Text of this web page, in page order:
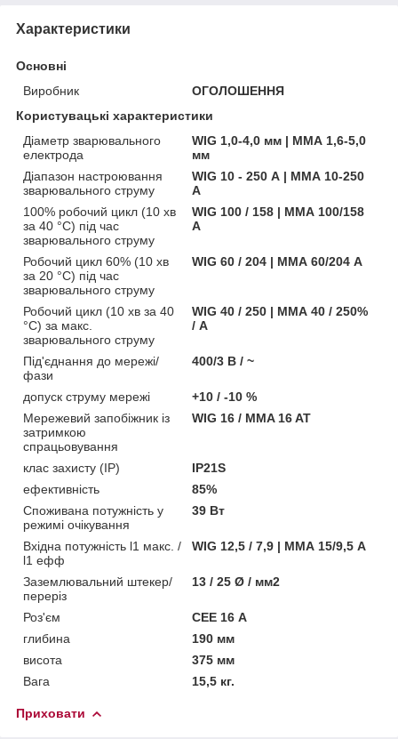
Характеристики
Основні
Виробник
ОГОЛОШЕННЯ
Користувацькі характеристики
Діаметр зварювального
електрода
WIG 1,0-4,0 мм | ММА 1,6-5,0
мм
Діапазон настроювання
зварювального струму
WIG 10 - 250 А | ММА 10-250
А
100% робочий цикл (10 хв
за 40 °C) під час
зварювального струму
WIG 100 / 158 | ММА 100/158
А
Робочий цикл 60% (10 хв
за 20 °C) під час
зварювального струму
WIG 60 / 204 | ММА 60/204 А
Робочий цикл (10 хв за 40
°C) за макс.
зварювального струму
WIG 40 / 250 | ММА 40 / 250%
/ А
Під'єднання до мережі/
фази
400/3 В / ~
допуск струму мережі
+10 / -10 %
Мережевий запобіжник із
затримкою
спрацьовування
WIG 16 / MMA 16 AT
клас захисту (IP)
IP21S
ефективність
85%
Споживана потужність у
режимі очікування
39 Вт
Вхідна потужність l1 макс. /
l1 ефф
WIG 12,5 / 7,9 | ММА 15/9,5 А
Заземлювальний штекер/
переріз
13 / 25 Ø / мм2
Роз'єм
CEE 16 А
глибина
190 мм
висота
375 мм
Вага
15,5 кг.
Приховати